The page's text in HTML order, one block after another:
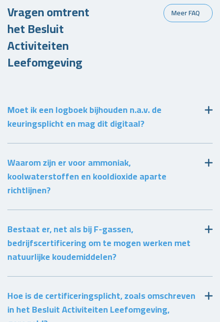
Vragen omtrent
het Besluit
Activiteiten
Leefomgeving
Meer FAQ
Moet ik een logboek bijhouden n.a.v. de
keuringsplicht en mag dit digitaal?
Waarom zijn er voor ammoniak,
koolwaterstoffen en kooldioxide aparte
richtlijnen?
Bestaat er, net als bij F-gassen,
bedrijfscertificering om te mogen werken met
natuurlijke koudemiddelen?
Hoe is de certificeringsplicht, zoals omschreven
in het Besluit Activiteiten Leefomgeving,